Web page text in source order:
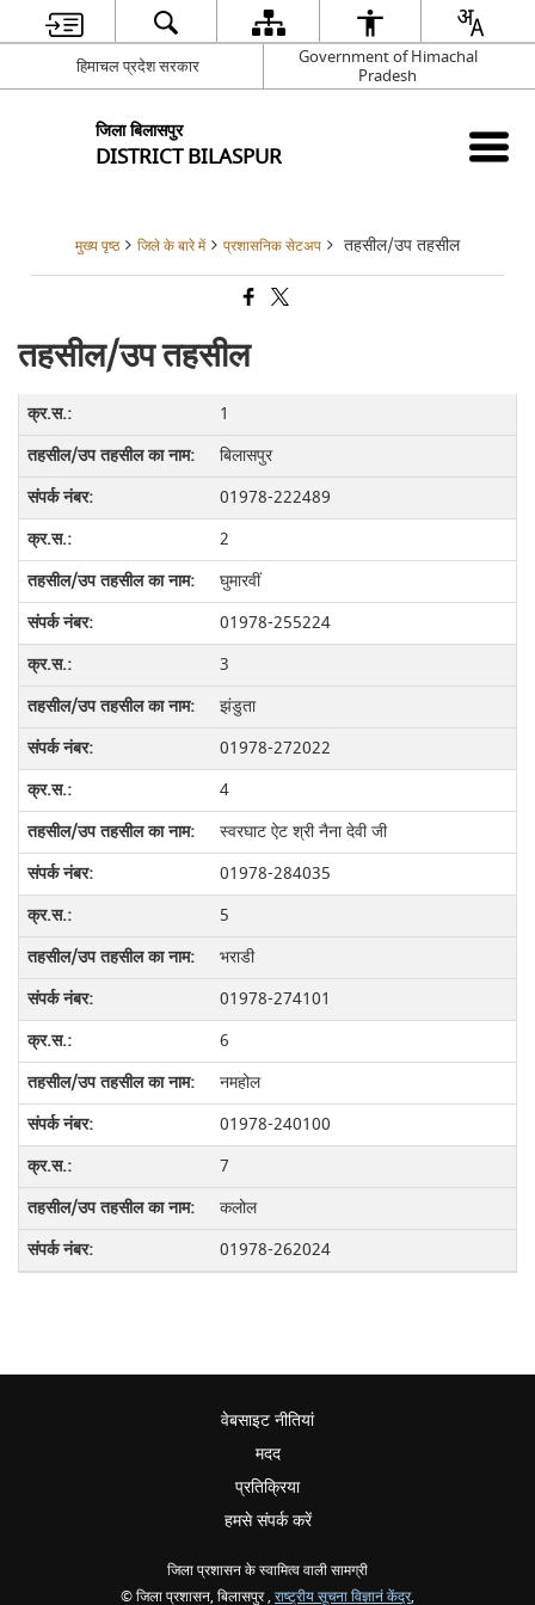
हिमाचल प्रदेश सरकार
Government of Himachal
Pradesh
जिला बिलासपुर
DISTRICT BILASPUR
मुख्य पृष्ठ जिले के बारे में प्रशासनिक सेटअप तहसील/उप तहसील
तहसील/उप तहसील
1
बिलासपुर
01978-222489
2
घुमारवीं
01978-255224
3
झंडुता
01978-272022
4
स्वरघाट ऐट श्री नैना देवी जी
01978-284035
5
भराडी
01978-274101
6
नमहोल
01978-240100
7
कलोल
01978-262024
वेबसाइट नीतियां
मदद
प्रतिक्रिया
हमसे संपर्क करें
जिला प्रशासन के स्वामित्व वाली सामग्री
© जिला प्रशासन, बिलासपुर , राष्ट्रीय सूचना विज्ञानं केंद्र,